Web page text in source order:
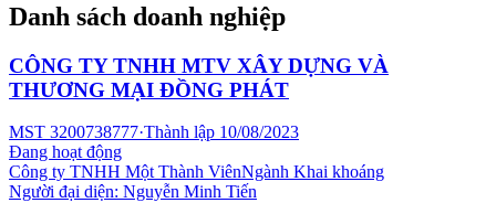
Danh sách doanh nghiệp
CÔNG TY TNHH MTV XÂY DỰNG VÀ
THƯƠNG MẠI ĐỒNG PHÁT
MST 3200738777·Thành lập 10/08/2023
Đang hoạt động
Công ty TNHH Một Thành ViênNgành Khai khoáng
Người đại diện: Nguyễn Minh Tiến